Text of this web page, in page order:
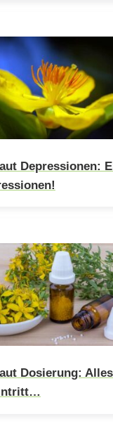
Depressionen:
Dosierung: